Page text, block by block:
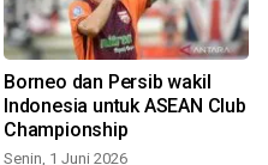
Borneo dan Persib wakil
Indonesia untuk ASEAN Club
Championship
Senin, 1 Juni 2026